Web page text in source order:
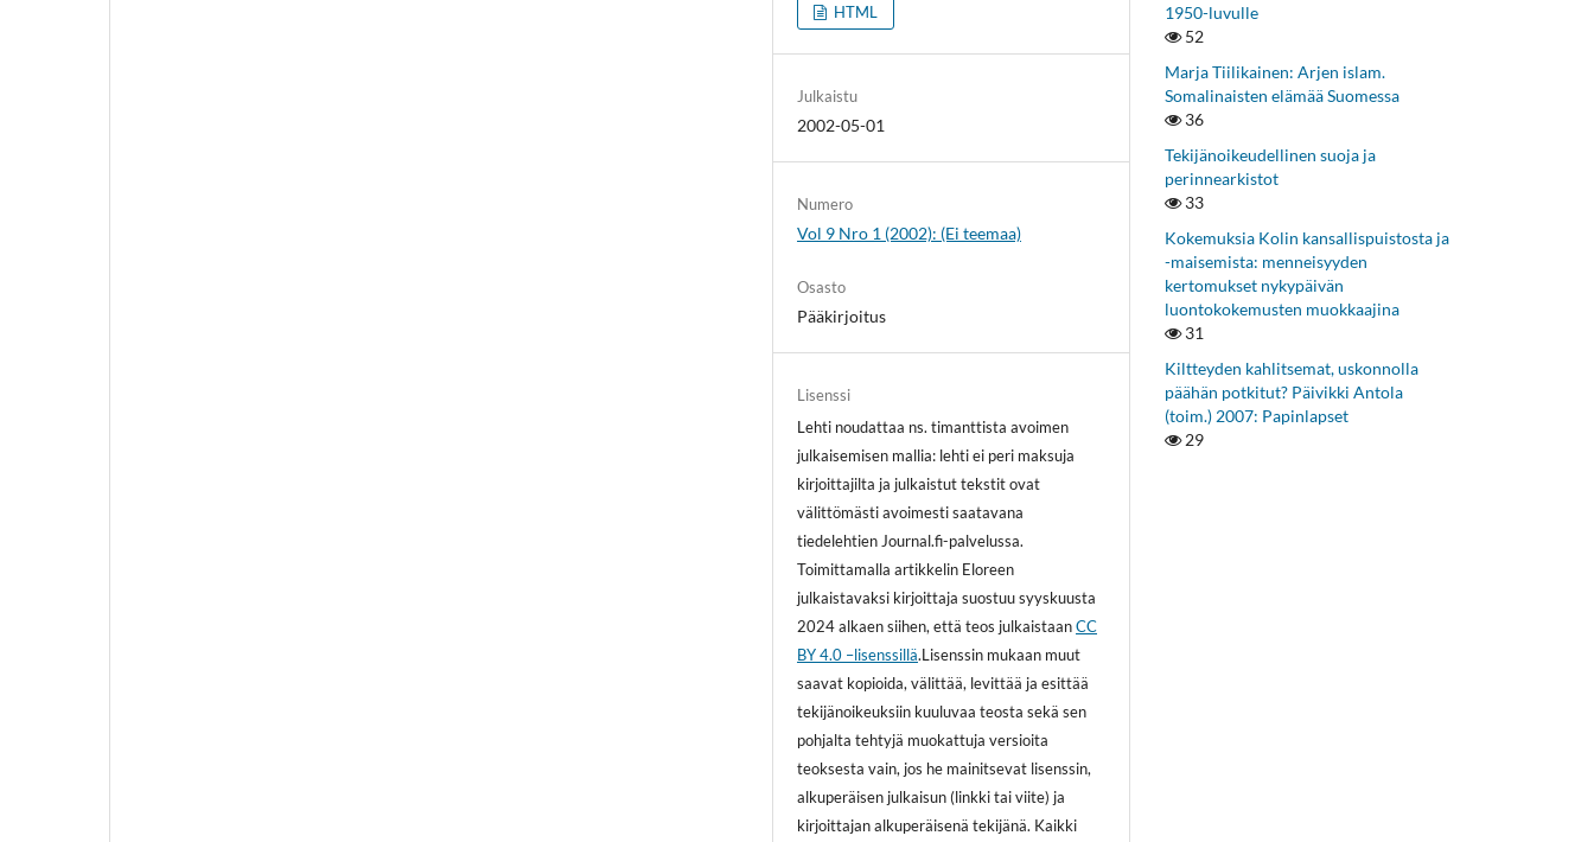
HTML
Julkaistu
2002-05-01
Numero
Vol 9 Nro 1 (2002): (Ei teemaa)
Osasto
Pääkirjoitus
Lisenssi
Lehti noudattaa ns. timanttista avoimen
julkaisemisen mallia: lehti ei peri maksuja
kirjoittajilta ja julkaistut tekstit ovat
välittömästi avoimesti saatavana
tiedelehtien Journal.fi-palvelussa.
Toimittamalla artikkelin Eloreen
julkaistavaksi kirjoittaja suostuu syyskuusta
2024 alkaen siihen, että teos julkaistaanCC
BY 4.0 –lisenssillä.Lisenssin mukaan muut
saavat kopioida, välittää, levittää ja esittää
tekijänoikeuksiin kuuluvaa teosta sekä sen
pohjalta tehtyjä muokattuja versioita
teoksesta vain, jos he mainitsevat lisenssin,
alkuperäisen julkaisun (linkki tai viite) ja
kirjoittajan alkuperäisenä tekijänä. Kaikki
1950-luvulle
52
Marja Tiilikainen: Arjen islam.
Somalinaisten elämää Suomessa
36
Tekijänoikeudellinen suoja ja
perinnearkistot
33
Kokemuksia Kolin kansallispuistosta ja
-maisemista: menneisyyden
kertomukset nykypäivän
luontokokemusten muokkaajina
31
Kiltteyden kahlitsemat, uskonnolla
päähän potkitut? Päivikki Antola
(toim.) 2007: Papinlapset
29